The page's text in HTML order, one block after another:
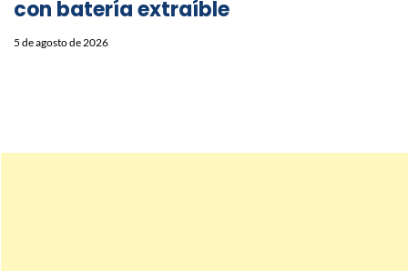
con batería extraíble
5 de agosto de 2026